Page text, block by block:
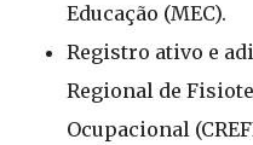
Educação (MEC).
Registro ativo e
Regional de
Ocupacional